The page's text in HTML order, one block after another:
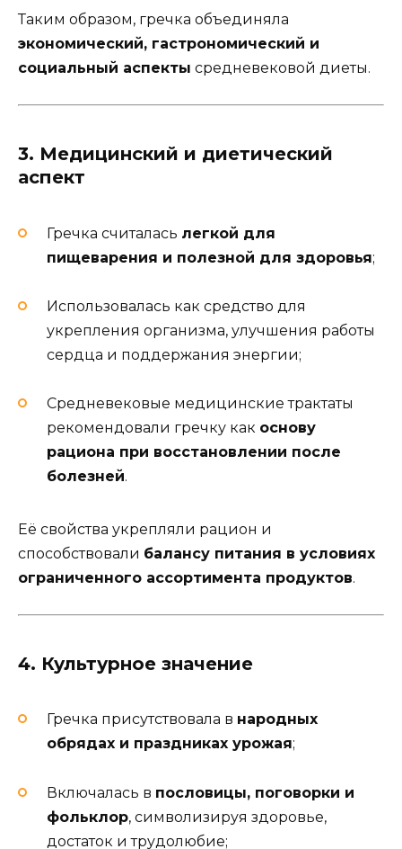
Таким образом, гречка объединяла
экономический, гастрономический и
социальный аспекты средневековой диеты.
3. Медицинский и диетический
аспект
Гречка считалась легкой для
пищеварения и полезной для здоровья;
Использовалась как средство для
укрепления организма, улучшения работы
сердца и поддержания энергии;
Средневековые медицинские трактаты
рекомендовали гречку как основу
рациона при восстановлении после
болезней.
Её свойства укрепляли рацион и
способствовали балансу питания в условиях
ограниченного ассортимента продуктов.
4. Культурное значение
Гречка присутствовала в народных
обрядах и праздниках урожая;
Включалась в пословицы, поговорки и
фольклор, символизируя здоровье,
достаток и трудолюбие;